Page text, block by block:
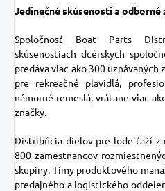
Jedinečné skúsenosti a odborné
Spoločnosť Boat Parts
skúsenostiach dcérskych
predáva viac ako 300
pre rekreačné plavidlá,
námorné remeslá, vrátane viac
značky.
Distribúcia dielov pre lode ťaží z
800 zamestnancov
skupiny. Tímy produktového
predajného a logistického